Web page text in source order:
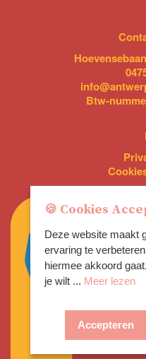
Btw-
🍪 Cookies
Deze website maakt
ervaring te
hiermee akkoord
je wilt ... Meer lezen
Accepteren